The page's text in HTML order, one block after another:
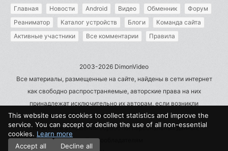
Главная Новости Android Видео Обменник
Форум
Реаниматор
Каталог устройств Блоги
Команда сайта
Активные участники
Все комментарии Правила
2003-2026 DimonVideo
Все материалы, размещенные на сайте, найдены в сети интернет
как свободно распространяемые, авторские права на них
принадлежат исключительно их авторам, если возникли
претензии - пишите на admin@dimonvideo.ru
Политика в отношении обработки персональных данных
Правообладателям
This website uses cookies to collect statistics and improve the
service. You can accept or decline the use of all non-essential
cookies. Learn more
Accept all
Decline all